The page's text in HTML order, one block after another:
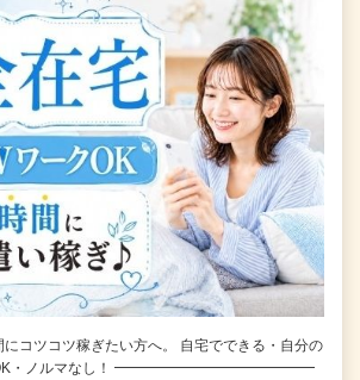
にコツコツ稼ぎたい方へ。 自宅でできる・自分の
OK・ノルマなし！ ━━━━━━━━━━━━━━